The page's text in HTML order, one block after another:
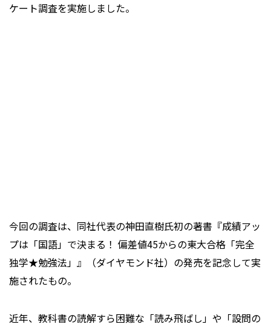
ケート調査を実施しました。
今回の調査は、同社代表の神田直樹氏初の著書『成績アッ
プは「国語」で決まる！ 偏差値45からの東大合格「完全
独学★勉強法」』（ダイヤモンド社）の発売を記念して実
施されたもの。
近年、教科書の読解すら困難な「読み飛ばし」や「設問の